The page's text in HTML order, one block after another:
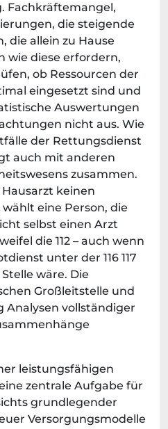
Fachkräftemangel,
die steigende
die allein zu Hause
wie diese erfordern,
ob Ressourcen der
eingesetzt sind und
Auswertungen
nicht aus. Wie
der Rettungsdienst
auch mit anderen
zusammen.
keinen
eine Person, die
selbst einen Arzt
die 112 – auch wenn
unter der 116 117
wäre. Die
Großleitstelle und
Analysen vollständiger
leistungsfähigen
zentrale Aufgabe für
grundlegender
Versorgungsmodelle